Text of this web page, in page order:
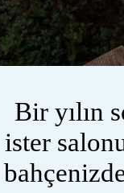
Bir yılın
ister